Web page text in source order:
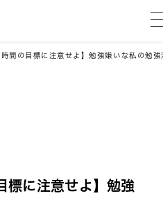
時間の目標に注意せよ】勉強嫌いな私の勉強
標に注意せよ】勉強